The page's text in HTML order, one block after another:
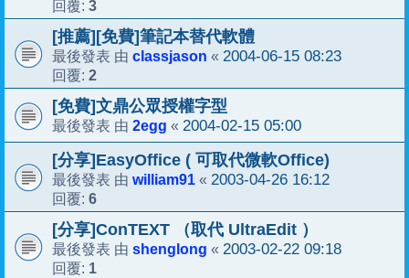
回覆: 3
[推薦][免費]筆記本替代軟體
最後發表 由 classjason « 2004-06-15 08:23
回覆: 2
[免費]文鼎公眾授權字型
最後發表 由 2egg « 2004-02-15 05:00
[分享]EasyOffice ( 可取代微軟Office)
最後發表 由 william91 « 2003-04-26 16:12
回覆: 6
[分享]ConTEXT （取代 UltraEdit ）
最後發表 由 shenglong « 2003-02-22 09:18
回覆: 1